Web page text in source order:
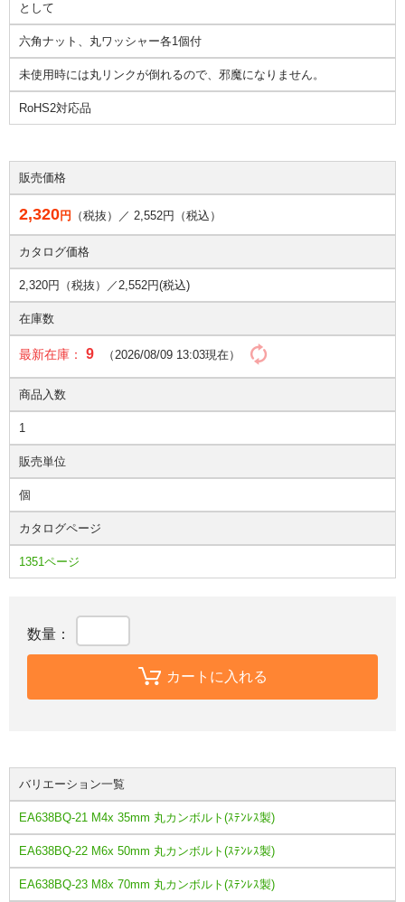
として
六角ナット、丸ワッシャー各1個付
未使用時には丸リンクが倒れるので、邪魔になりません。
RoHS2対応品
販売価格
2,320円 （税抜）／ 2,552円（税込）
カタログ価格
2,320円（税抜）／2,552円(税込)
在庫数
最新在庫： 9 （2026/08/09 13:03現在）
商品入数
1
販売単位
個
カタログページ
1351ページ
数量：
カートに入れる
バリエーション一覧
EA638BQ-21 M4x 35mm 丸カンボルト(ｽﾃﾝﾚｽ製)
EA638BQ-22 M6x 50mm 丸カンボルト(ｽﾃﾝﾚｽ製)
EA638BQ-23 M8x 70mm 丸カンボルト(ｽﾃﾝﾚｽ製)